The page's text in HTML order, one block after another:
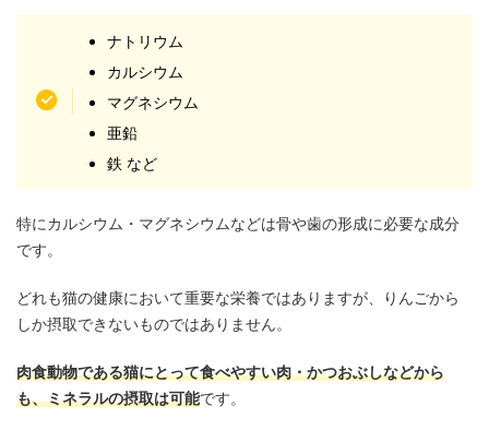
ナトリウム
カルシウム
マグネシウム
亜鉛
鉄 など
特にカルシウム・マグネシウムなどは骨や歯の形成に必要な成分
です。
どれも猫の健康において重要な栄養ではありますが、りんごから
しか摂取できないものではありません。
肉食動物である猫にとって食べやすい肉・かつおぶしなどから
も、ミネラルの摂取は可能です。